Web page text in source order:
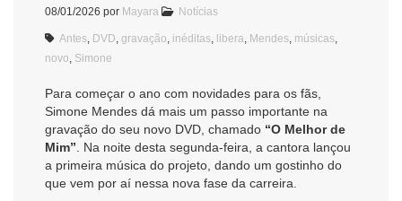
08/01/2026 por Mayara Notícias
Antes DVD gravação inéditas libera Mendes músicas
novo Simone
Para começar o ano com novidades para os fãs,
Simone Mendes dá mais um passo importante na
gravação do seu novo DVD, chamado “O Melhor de
Mim” . Na noite desta segunda-feira, a cantora lançou
a primeira música do projeto, dando um gostinho do
que vem por aí nessa nova fase da carreira.